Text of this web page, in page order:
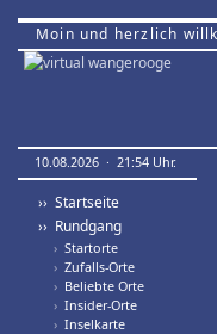
Moin und herzlich
10.08.2026 · 21:54 Uhr.
›› Startseite
›› Rundgang
› Startorte
› Zufalls-Orte
› Beliebte Orte
› Insider-Orte
› Inselkarte